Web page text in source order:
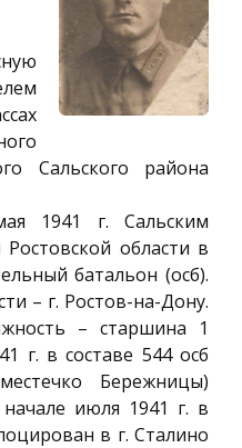
Сальского района
1941 г. Сальским
области в
батальон (осб).
– г. Ростов-на-Дону.
– старшина 1
г. в составе 544 осб
Бережницы)
июля 1941 г. в
в г. Сталино